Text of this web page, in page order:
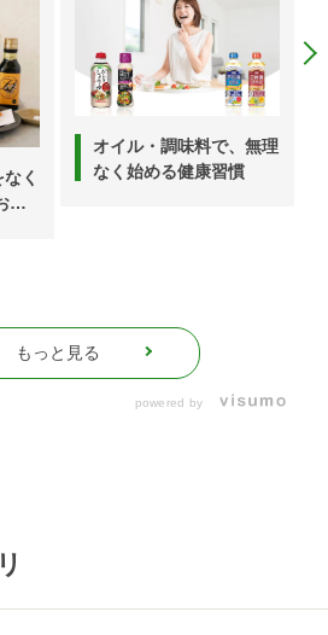
く
い
オイル・調味料で、無理
なく始める健康習慣
もっと見る
powered by